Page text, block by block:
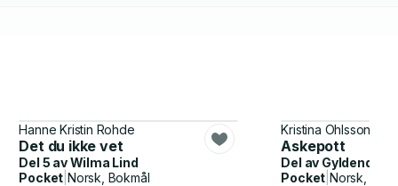
Hanne Kristin Rohde
Det du ikke vet
Del 5 avWilma Lind
Pocket Norsk, Bokmål
Kristina Ohlsson
Askepott
Del av Gyldendal
Pocket |Norsk,